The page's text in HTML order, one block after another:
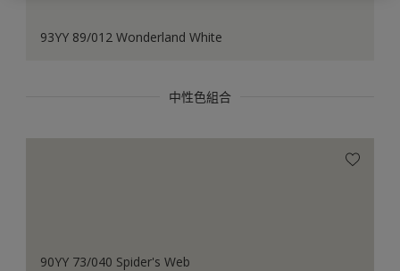
93YY 89/012 Wonderland White
中性色組合
90YY 73/040 Spider's Web